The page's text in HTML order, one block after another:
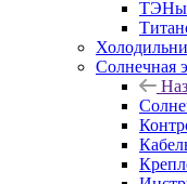
ТЭНы
Солнечная